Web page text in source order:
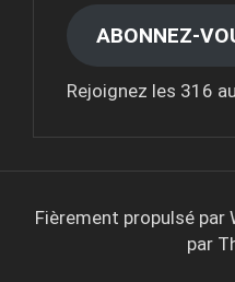
mail
ABONNEZ-
Rejoignez les 316
Fièrement propulsé par
par